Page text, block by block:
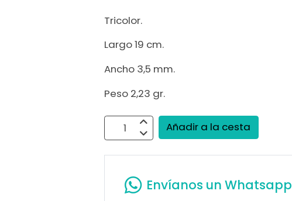
Tricolor.
Largo 19 cm.
Ancho 3,5 mm.
Peso 2,23 gr.
Añadir a la cesta
Envíanos un Whatsapp